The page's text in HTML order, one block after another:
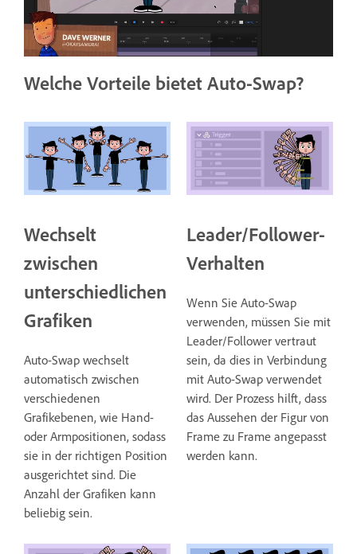
Welche Vorteile bietet Auto-Swap?
Wechselt
zwischen
unterschiedlichen
Grafiken
Auto-Swap wechselt
automatisch zwischen
verschiedenen
Grafikebenen, wie Hand-
oder Armpositionen, sodass
sie in der richtigen Position
ausgerichtet sind. Die
Anzahl der Grafiken kann
beliebig sein.
Leader/Follower-
Verhalten
Wenn Sie Auto-Swap
verwenden, müssen Sie mit
Leader/Follower vertraut
sein, da dies in Verbindung
mit Auto-Swap verwendet
wird. Der Prozess hilft, dass
das Aussehen der Figur von
Frame zu Frame angepasst
werden kann.